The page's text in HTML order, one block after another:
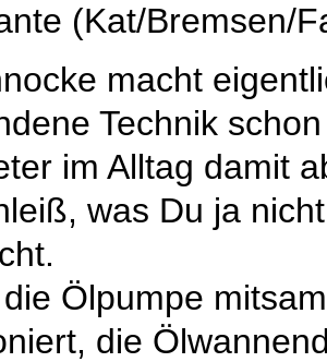
(Kat/Bremsen/
macht
Technik
im Alltag damit
was Du ja
Ölpumpe
die